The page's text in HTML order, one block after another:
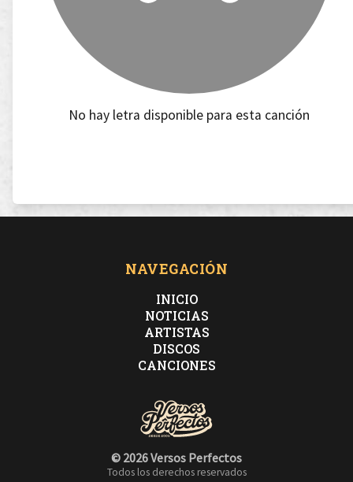
No hay letra disponible para esta canción
NAVEGACIÓN
INICIO
NOTICIAS
ARTISTAS
DISCOS
CANCIONES
© 2026 Versos Perfectos
Todos los derechos reservados